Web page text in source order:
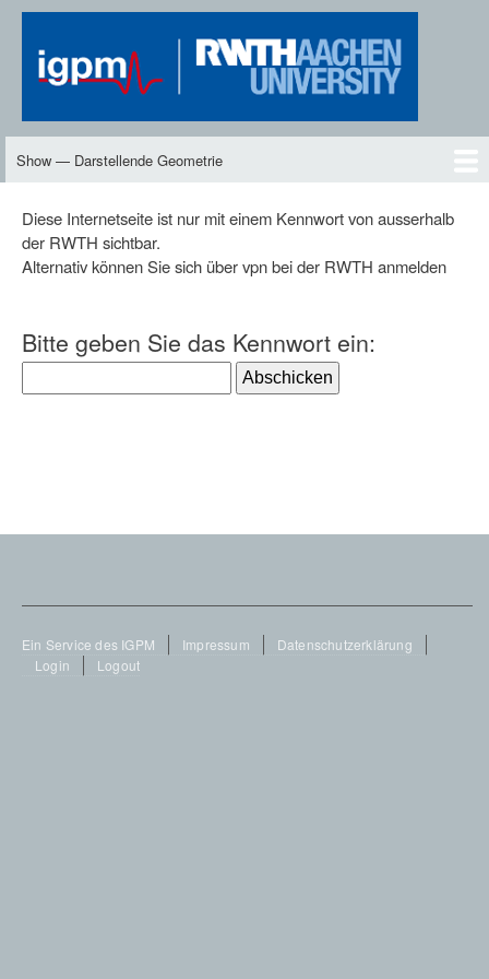
Skip
to
main
content
Darstellende
Show — Darstellende Geometrie
DG2
Neues
Inhalte
Skript
Vorlesungen
Übungen
DG-TV
DG2-TV
Downloads
Personen
Diese Internetseite ist nur mit einem Kennwort von ausserhalb
der RWTH sichtbar.
Alternativ können Sie sich über vpn bei der RWTH anmelden
Bitte geben Sie das Kennwort ein:
Footer
Ein Service des IGPM Impressum
Datenschutzerklärung
Login
Logout